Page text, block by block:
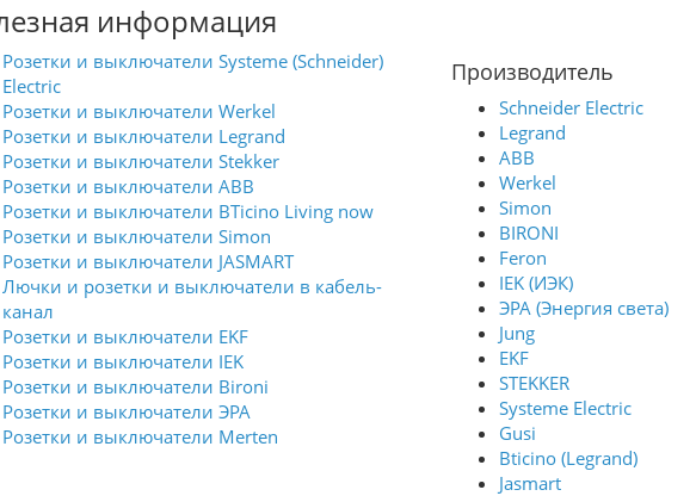
уходе.
Возможна вертикальная и
горизонтальная установка
информация
Розетки и выключатели Systeme (Schneider)
Electric
Розетки и выключатели Werkel
Розетки и выключатели Legrand
Розетки и выключатели Stekker
Розетки и выключатели ABB
Розетки и выключатели BTicino Living now
Розетки и выключатели Simon
Розетки и выключатели JASMART
Лючки и розетки и выключатели в кабель-
канал
Розетки и выключатели EKF
Розетки и выключатели IEK
Розетки и выключатели Bironi
Розетки и выключатели ЭРА
Розетки и выключатели Merten
Производитель
Schneider Electric
Legrand
ABB
Werkel
Simon
BIRONI
Feron
IEK (ИЭК)
ЭРА (Энергия света)
Jung
EKF
STEKKER
Systeme Electric
Gusi
Bticino (Legrand)
Jasmart